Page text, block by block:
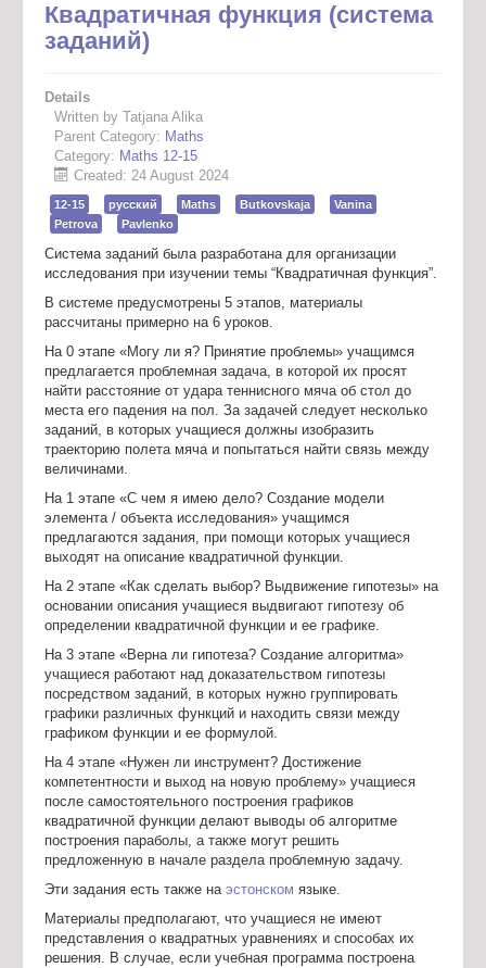
Квадратичная функция (система
заданий)
Details
Written by Tatjana Alika
Parent Category: Maths
Category: Maths 12-15
Created: 24 August 2024
12-15 русский Maths Butkovskaja
Vanina
Petrova
Pavlenko
Система заданий была разработана для организации
исследования при изучении темы “Квадратичная функция”.
В системе предусмотрены 5 этапов, материалы
рассчитаны примерно на 6 уроков.
На 0 этапе «Могу ли я? Принятие проблемы» учащимся
предлагается проблемная задача, в которой их просят
найти расстояние от удара теннисного мяча об стол до
места его падения на пол. За задачей следует несколько
заданий, в которых учащиеся должны изобразить
траекторию полета мяча и попытаться найти связь между
величинами.
На 1 этапе «С чем я имею дело? Создание модели
элемента / объекта исследования» учащимся
предлагаются задания, при помощи которых учащиеся
выходят на описание квадратичной функции.
На 2 этапе «Как сделать выбор? Выдвижение гипотезы» на
основании описания учащиеся выдвигают гипотезу об
определении квадратичной функции и ее графике.
На 3 этапе «Верна ли гипотеза? Создание алгоритма»
учащиеся работают над доказательством гипотезы
посредством заданий, в которых нужно группировать
графики различных функций и находить связи между
графиком функции и ее формулой.
На 4 этапе «Нужен ли инструмент? Достижение
компетентности и выход на новую проблему» учащиеся
после самостоятельного построения графиков
квадратичной функции делают выводы об алгоритме
построения параболы, а также могут решить
предложенную в начале раздела проблемную задачу.
Эти задания есть также на эстонском языке.
Материалы предполагают, что учащиеся не имеют
представления о квадратных уравнениях и способах их
решения. В случае, если учебная программа построена